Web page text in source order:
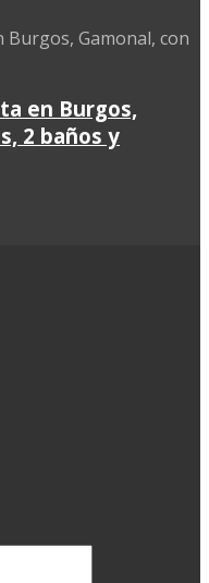
en Burgos,
2 baños y